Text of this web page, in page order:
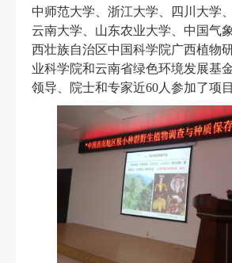
中师范大学、浙江大学、四川大学
云南大学、山东农业大学、中国气
西壮族自治区中国科学院广西植物
业科学院和云南省绿色环境发展基
领导、院士和专家近60 人参加了项